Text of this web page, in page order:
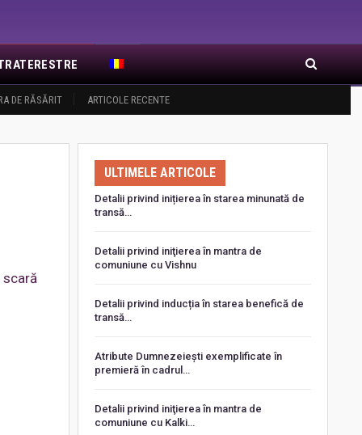
DE RĂSĂRIT ARTICOLE RECENTE
scară
ULTIMELE ARTICOLE
Detalii privind inițierea în starea minunată de
transă…
Detalii privind iniţierea în mantra de
comuniune cu Vishnu
Detalii privind inducția în starea benefică de
transă…
Atribute Dumnezeiești exemplificate în
premieră în cadrul…
Detalii privind iniţierea în mantra de
comuniune cu Kalki…